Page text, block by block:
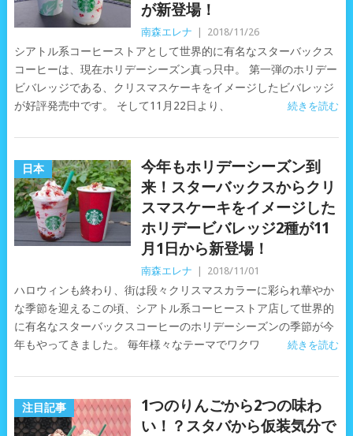
が新登場！
南森エレナ 2018/11/26
シアトル系コーヒーストアとして世界的に有名なスターバックス
コーヒーは、現在ホリデーシーズン真っ只中。 第一弾のホリデー
ビバレッジである、クリスマスケーキをイメージしたビバレッジ
が好評発売中です。 そして11月22日より、
続きを読む
日本
今年もホリデーシーズン到
来！スターバックスからクリ
スマスケーキをイメージした
ホリデービバレッジ2種が11
月1日から新登場！
南森エレナ 2018/11/01
ハロウィンも終わり、街は段々クリスマスカラーに彩られ華やか
な季節を迎えるこの頃、シアトル系コーヒーストア店して世界的
に有名なスターバックスコーヒーのホリデーシーズンの季節が今
年もやってきました。 毎年様々なテーマでワクワ
続きを読む
注目記事
1つのりんごから2つの味わ
い！？スタバから仮装気分で